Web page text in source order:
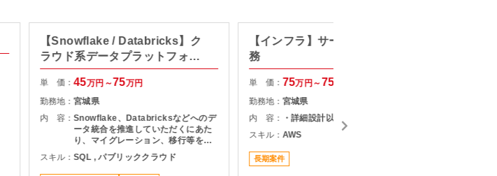
【Snowflake / Databricks】ク
ラウド系データプラットフォー
ムの開発保守
単 価：45万円～75万円
勤務地：宮城県
内 容：Snowflake、Databricksなどへのデ
ータ統合を推進していただくにあた
り、マイグレーション、移行等をご
担当いただきます。
スキル：SQL , パブリッククラウド
【インフラ】サーバ設計構築業
務
単 価： 75万円～75
勤務地： 宮城県
内 容：
・詳細設計以降をご担当頂きます。
スキル： AWS
長期案件